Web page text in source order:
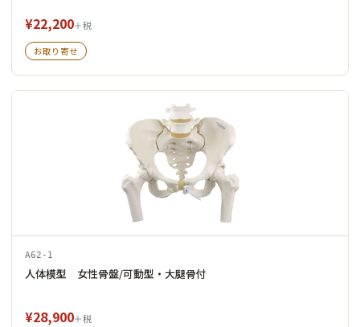
¥22,200＋税
お取り寄せ
A62-1
人体模型 女性骨盤/可動型・大腿骨付
¥28,900＋税